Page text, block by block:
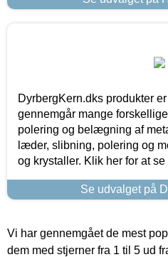
DyrbergKern.dks produkter
gennemgår mange
polering og belægning af
læder, slibning, polering og
og krystaller. Klik her for at
Se udvalget på
Vi har gennemgået de mest
dem med stjerner fra 1 til 5 ud